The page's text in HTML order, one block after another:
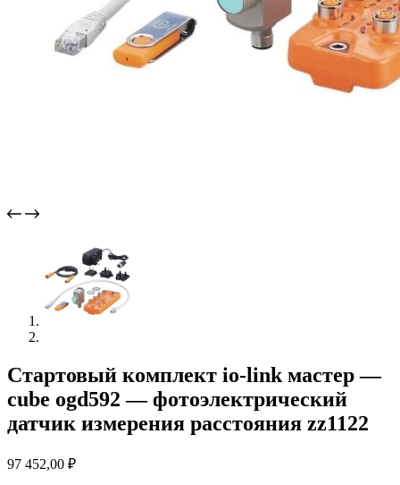
Стартовый комплект io-link мастер —
cube ogd592 — фотоэлектрический
датчик измерения расстояния zz1122
97 452,00 ₽